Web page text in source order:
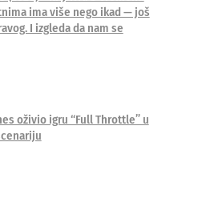
ima više nego ikad — još
I izgleda da nam se
oživio igru “Full Throttle” u